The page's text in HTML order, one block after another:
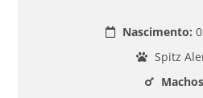
Nascimento:
Spitz